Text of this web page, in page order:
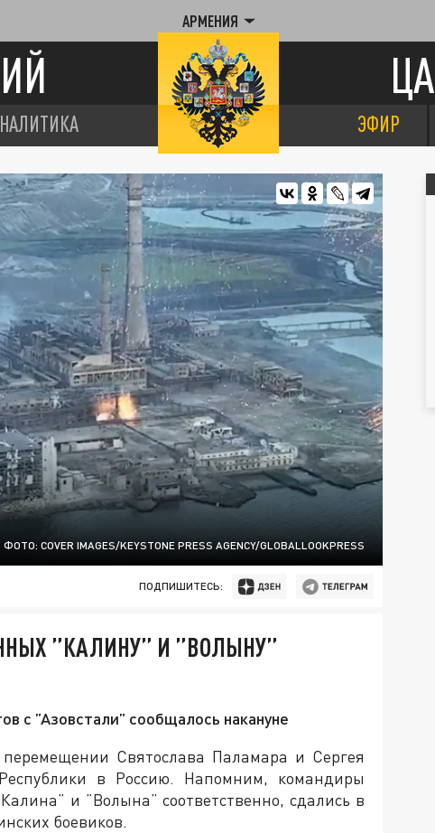
АРМЕНИЯ
ЭФИР
ФОТО: COVER IMAGES/KEYSTONE PRESS AGENCY/GLOBALLOOKPRESS
ПОДПИШИТЕСЬ:
”КАЛИНУ” И ”ВОЛЫНУ”
с ”Азовстали” сообщалось накануне
Святослава Паламара и Сергея
в Россию. Напомним, командиры
и ”Волына” соответственно, сдались в
боевиков.